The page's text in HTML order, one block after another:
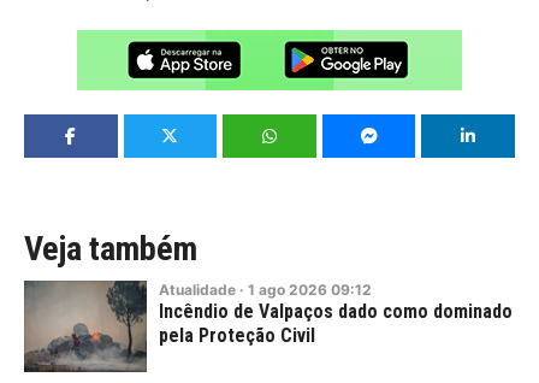
Veja também
Atualidade · 1 ago 2026 09:12
Incêndio de Valpaços dado como dominado
pela Proteção Civil